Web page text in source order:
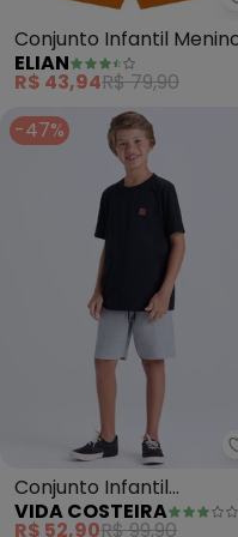
Conjunto Infantil
Estampa Jogo (Preto)
ELIAN
R$ 43,94R$ 79,90
-47%
Conjunto Infantil
Camiseta Lisa Aplique
VIDA COSTEIRA
R$ 52,90R$ 99,90